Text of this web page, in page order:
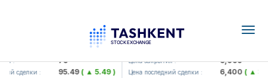
: 79
сделки : 95.49( ▲ 5.49 )
UZMK (<O'zmetkombinat> AJ)
Цена закрытия : 6,099
Цена последний сделки : 6,400( ▲